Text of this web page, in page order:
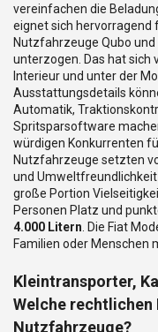
vereinfachen die
eignet sich hervorragend
Nutzfahrzeuge Qubo
unterzogen. Das hat sich
Interieur und unter der
Ausstattungsdetails
Automatik,
Spritsparsoftware
würdigen Konkurrenten
Nutzfahrzeuge setzten
und
große Portion
Personen Platz und
4.000 Litern . Die Fiat
Familien oder Menschen
Kleintransporter,
Welche rechtlichen
Nutzfahrzeuge?